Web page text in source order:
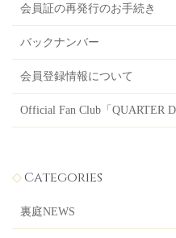
会員証の再発行のお手続き
バックナンバー
会員登録情報について
Official Fan Club「QUARTER
Categories
裏庭NEWS